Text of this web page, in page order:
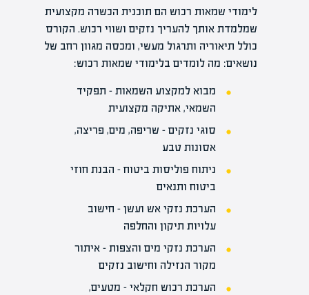
לימודי שמאות רכוש הם תוכנית הכשרה מקצועית
שמלמדת אותך להעריך נזקים ושווי רכוש. הקורס
כולל תיאוריה ותרגול מעשי, ומכסה מגוון רחב של
נושאים: מה לומדים בלימודי שמאות רכוש:
מבוא למקצוע השמאות – תפקיד
השמאי, אתיקה מקצועית
סוגי נזקים – שריפה, מים, פריצה,
אסונות טבע
ניתוח פוליסות ביטוח – הבנת חוזי
ביטוח ותנאים
הערכת נזקי אש ועשן – חישוב
עלויות תיקון והחלפה
הערכת נזקי מים והצפות – איתור
מקור הנזילה וחישוב נזקים
הערכת רכוש חקלאי – מטעים,